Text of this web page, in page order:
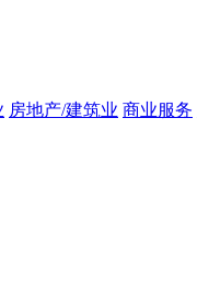
房地产/建筑业 商业服务